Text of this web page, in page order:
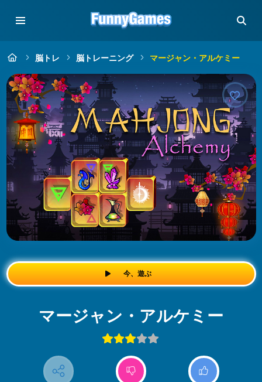
脳トレ 脳トレーニング マージャン・アルケミー
今、遊ぶ
マージャン・アルケミー